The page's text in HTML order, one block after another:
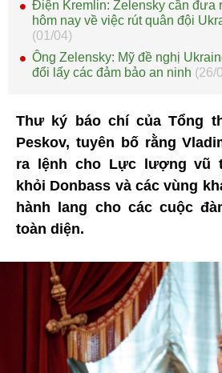
Điện Kremlin: Zelensky cần đưa
hôm nay về việc rút quân đội
(01/04)
Ông Zelensky: Mỹ đề nghị
đổi lấy các đảm bảo an ninh (26/
Thư ký báo chí của Tổng
Peskov, tuyên bố rằng
ra lệnh cho Lực lượng vũ
khỏi Donbass và các vùng
hành lang cho các cuộc
toàn diện.